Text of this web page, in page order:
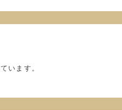
います。